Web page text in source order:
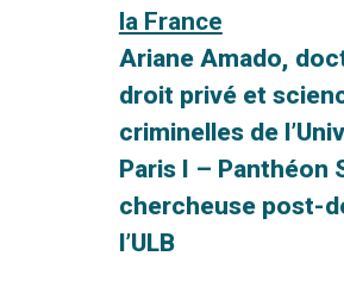
la France
Ariane Amado,
droit privé et
criminelles de
Paris I – Panthéon
chercheuse post-
l’ULB